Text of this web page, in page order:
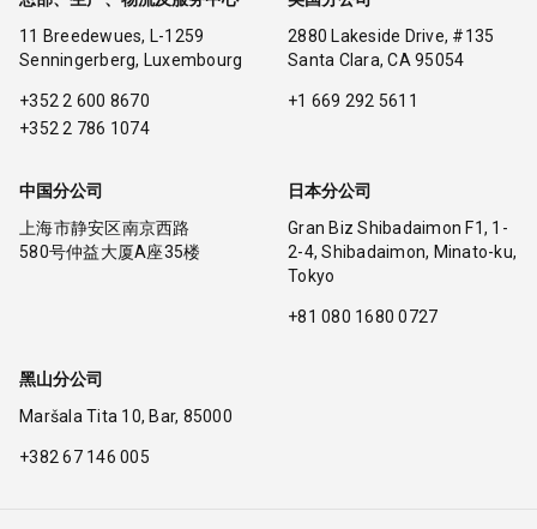
11 Breedewues, L-1259
Senningerberg, Luxembourg
+352 2 600 8670
+352 2 786 1074
2880 Lakeside Drive, #135
Santa Clara, CA 95054
+1 669 292 5611
中国分公司
上海市静安区南京西路
580号仲益大厦A座35楼
日本分公司
Gran Biz Shibadaimon F1, 1-
2-4, Shibadaimon, Minato-ku,
Tokyo
+81 080 1680 0727
黑山分公司
Maršala Tita 10, Bar, 85000
+382 67 146 005